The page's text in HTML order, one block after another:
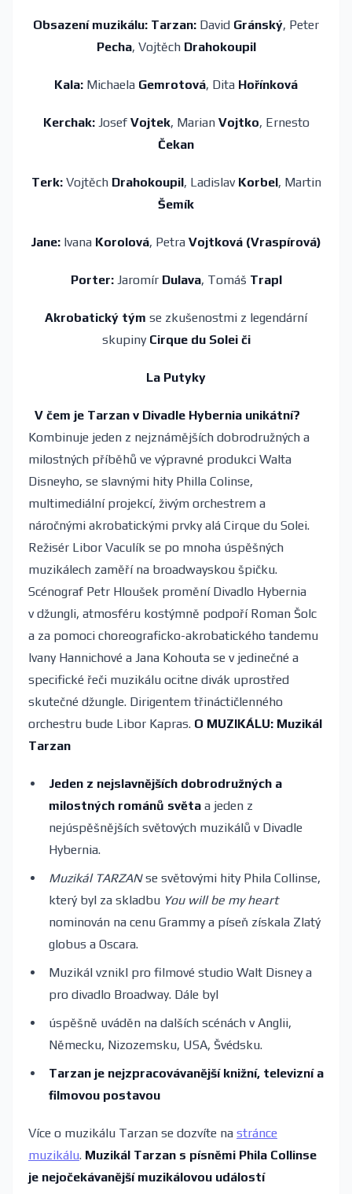
Obsazení muzikálu: Tarzan: David Gránský, Peter
Pecha, Vojtěch Drahokoupil
Kala: Michaela Gemrotová, Dita Hořínková
Kerchak:Josef Vojtek, Marian Vojtko, Ernesto
Čekan
Terk:Vojtěch Drahokoupil, Ladislav Korbel, Martin
Šemík
Jane: Ivana Korolová, Petra Vojtková (Vraspírová)
Porter:Jaromír Dulava, Tomáš Trapl
Akrobatický tým se zkušenostmi z legendární
skupiny Cirque du Solei či
La Putyky
V čem je Tarzan v Divadle Hybernia unikátní?
Kombinuje jeden z nejznámějších dobrodružných a
milostných příběhů ve výpravné produkci Walta
Disneyho, se slavnými hity Philla Colinse,
multimediální projekcí, živým orchestrem a
náročnými akrobatickými prvky alá Cirque du Solei.
Režisér Libor Vaculík se po mnoha úspěšných
muzikálech zaměří na broadwayskou špičku.
Scénograf Petr Hloušek promění Divadlo Hybernia
v džungli, atmosféru kostýmně podpoří Roman Šolc
a za pomoci choreograficko-akrobatického tandemu
Ivany Hannichové a Jana Kohouta se v jedinečné a
specifické řeči muzikálu ocitne divák uprostřed
skutečné džungle. Dirigentem třináctičlenného
orchestru bude Libor Kapras. O MUZIKÁLU: Muzikál
Tarzan
Jeden z nejslavnějších dobrodružných a
milostných románů světa a jeden z
nejúspěšnějších světových muzikálů v Divadle
Hybernia.
Muzikál TARZANse světovými hity Phila Collinse,
který byl za skladbu You will be my heart
nominován na cenu Grammy a píseň získala Zlatý
globus a Oscara.
Muzikál vznikl pro filmové studio Walt Disney a
pro divadlo Broadway. Dále byl
úspěšně uváděn na dalších scénách v Anglii,
Německu, Nizozemsku, USA, Švédsku.
Tarzan je nejzpracovávanější knižní, televizní a
filmovou postavou
Více o muzikálu Tarzan se dozvíte na stránce
muzikálu. Muzikál Tarzan s písněmi Phila Collinse
je nejočekávanější muzikálovou událostí